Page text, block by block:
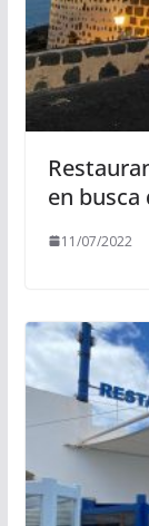
en busca
11/07/2022